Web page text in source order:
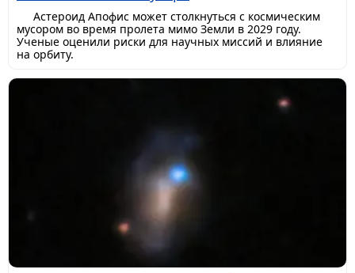
Астероид Апофис может столкнуться с космическим
мусором во время пролета мимо Земли в 2029 году.
Ученые оценили риски для научных миссий и влияние
на орбиту.